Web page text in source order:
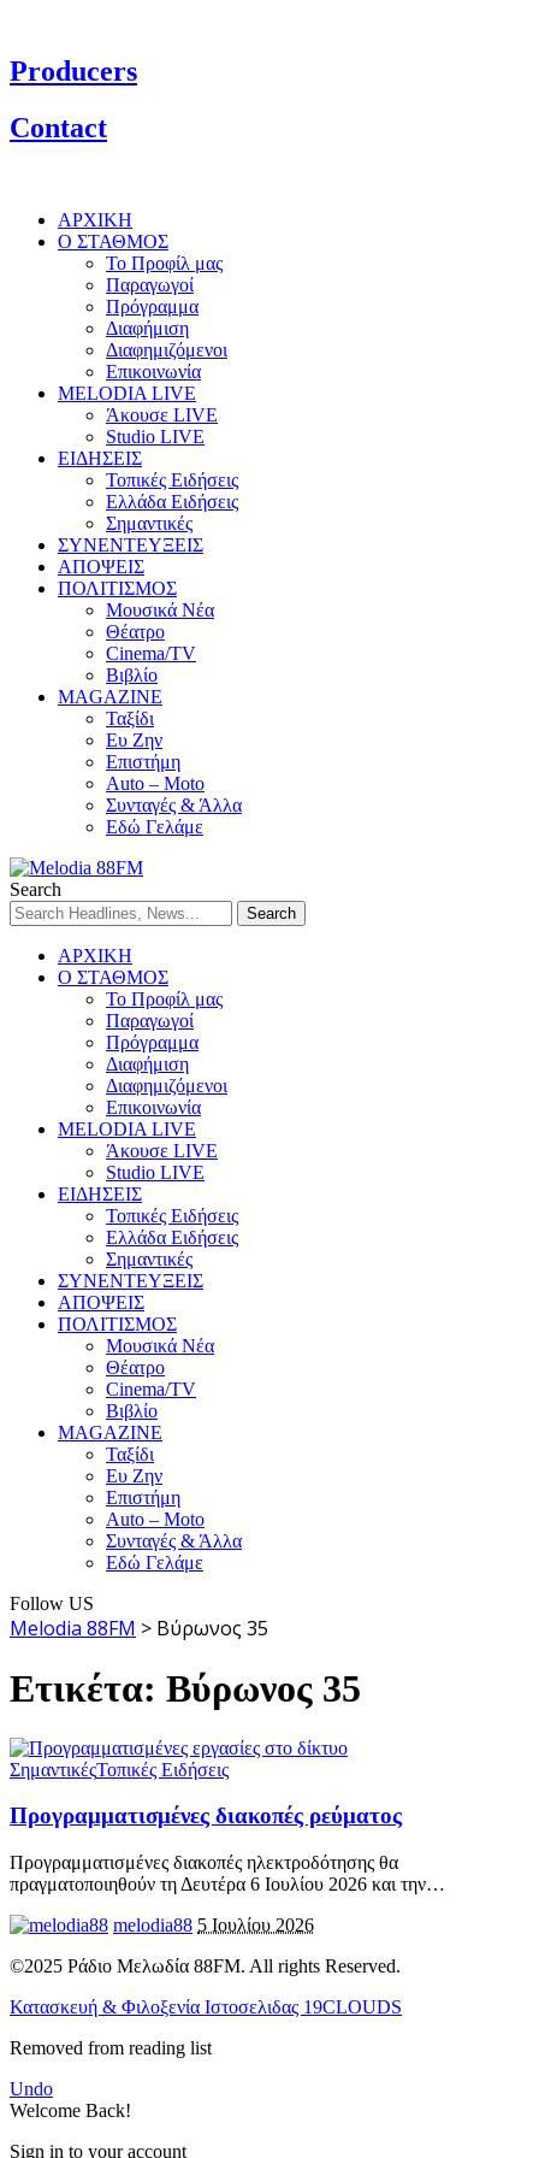
Producers
Contact
ΑΡΧΙΚΗ
Ο ΣΤΑΘΜΟΣ
Το Προφίλ μας
Παραγωγοί
Πρόγραμμα
Διαφήμιση
Διαφημιζόμενοι
Επικοινωνία
MELODIA LIVE
Άκουσε LIVE
Studio LIVE
ΕΙΔΗΣΕΙΣ
Τοπικές Ειδήσεις
Ελλάδα Ειδήσεις
Σημαντικές
ΣΥΝΕΝΤΕΥΞΕΙΣ
ΑΠΟΨΕΙΣ
ΠΟΛΙΤΙΣΜΟΣ
Μουσικά Νέα
Θέατρο
Cinema/TV
Βιβλίο
MAGAZINE
Ταξίδι
Ευ Ζην
Επιστήμη
Auto – Moto
Συνταγές & Άλλα
Εδώ Γελάμε
Search
ΑΡΧΙΚΗ
Ο ΣΤΑΘΜΟΣ
Το Προφίλ μας
Παραγωγοί
Πρόγραμμα
Διαφήμιση
Διαφημιζόμενοι
Επικοινωνία
MELODIA LIVE
Άκουσε LIVE
Studio LIVE
ΕΙΔΗΣΕΙΣ
Τοπικές Ειδήσεις
Ελλάδα Ειδήσεις
Σημαντικές
ΣΥΝΕΝΤΕΥΞΕΙΣ
ΑΠΟΨΕΙΣ
ΠΟΛΙΤΙΣΜΟΣ
Μουσικά Νέα
Θέατρο
Cinema/TV
Βιβλίο
MAGAZINE
Ταξίδι
Ευ Ζην
Επιστήμη
Auto – Moto
Συνταγές & Άλλα
Εδώ Γελάμε
Follow US
Melodia 88FM > Βύρωνος 35
Ετικέτα: Βύρωνος 35
ΣημαντικέςΤοπικές Ειδήσεις
Προγραμματισμένες διακοπές ρεύματος
Προγραμματισμένες διακοπές ηλεκτροδότησης θα
πραγματοποιηθούν τη Δευτέρα 6 Ιουλίου 2026 και την…
melodia88 5 Ιουλίου 2026
©2025 Ράδιο Μελωδία 88FM. All rights Reserved.
Κατασκευή & Φιλοξενία Ιστοσελιδας 19CLOUDS
Removed from reading list
Undo
Welcome Back!
Sign in to your account